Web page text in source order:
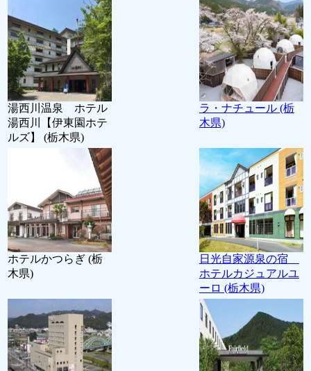
湯西川温泉 ホテル
湯西川【伊東園ホテ
ルズ】 (栃木県)
ラ・ナチュール (栃
木県)
ホテルかつらぎ (栃
木県)
日光自家源泉の宿
ホテルカジュアルユ
ーロ (栃木県)